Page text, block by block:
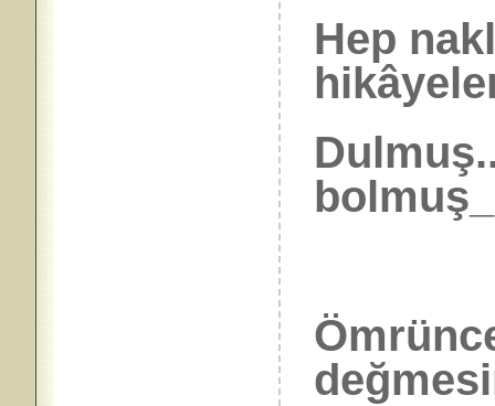
Hep